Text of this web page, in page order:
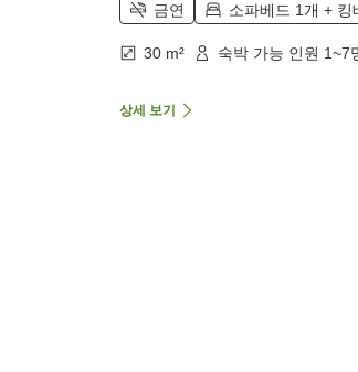
금연 소파베드 1개 + 킹
30 m² 숙박 가능 인원 1~7
상세 보기